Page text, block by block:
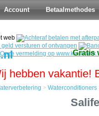
Account Betaalmethodes
Gratis
hebben vakantie!
> Waterconditioners